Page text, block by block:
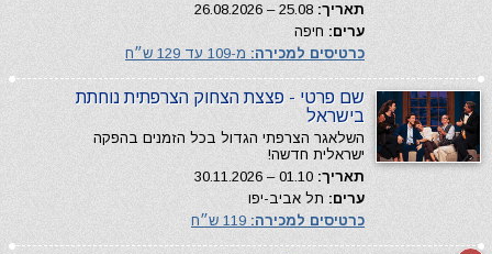
תאריך:
ערים: חיפה
כרטיסים למכירה: מ-109 עד 129 ש״ח
שם פרטי - פצצת הצחוק הצרפתית נוחתת
בישראל
השלאגר הצרפתי הגדול בכל הזמנים בהפקה
ישראלית חדשה!
תאריך:
ערים: תל אביב-יפו
כרטיסים למכירה: